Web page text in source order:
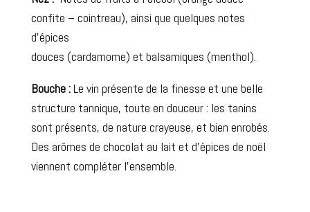
confite – cointreau), ainsi que quelques notes
d’épices
douces (cardamome) et balsamiques (menthol).
Bouche :Le vin présente de la finesse et une belle
structure tannique, toute en douceur : les tanins
sont présents, de nature crayeuse, et bien enrobés.
Des arômes de chocolat au lait et d’épices de noël
viennent compléter l’ensemble.